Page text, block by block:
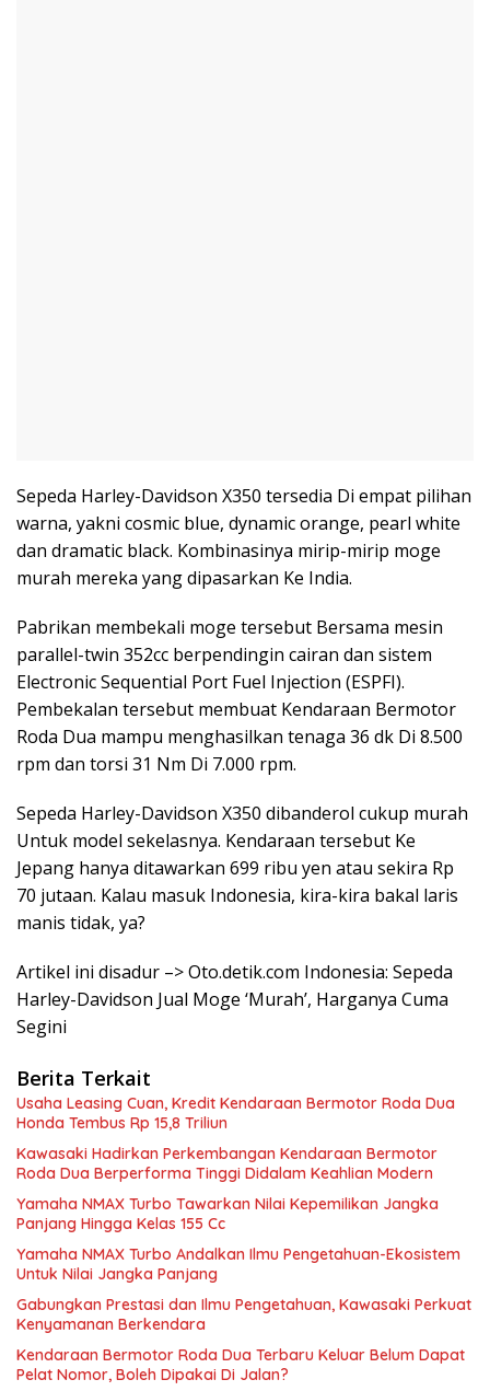
Sepeda Harley-Davidson X350 tersedia Di empat pilihan
warna, yakni cosmic blue, dynamic orange, pearl white
dan dramatic black. Kombinasinya mirip-mirip moge
murah mereka yang dipasarkan Ke India.
Pabrikan membekali moge tersebut Bersama mesin
parallel-twin 352cc berpendingin cairan dan sistem
Electronic Sequential Port Fuel Injection (ESPFI).
Pembekalan tersebut membuat Kendaraan Bermotor
Roda Dua mampu menghasilkan tenaga 36 dk Di 8.500
rpm dan torsi 31 Nm Di 7.000 rpm.
Sepeda Harley-Davidson X350 dibanderol cukup murah
Untuk model sekelasnya. Kendaraan tersebut Ke
Jepang hanya ditawarkan 699 ribu yen atau sekira Rp
70 jutaan. Kalau masuk Indonesia, kira-kira bakal laris
manis tidak, ya?
Artikel ini disadur –> Oto.detik.com Indonesia: Sepeda
Harley-Davidson Jual Moge ‘Murah’, Harganya Cuma
Segini
Berita Terkait
Usaha Leasing Cuan, Kredit Kendaraan Bermotor Roda Dua
Honda Tembus Rp 15,8 Triliun
Kawasaki Hadirkan Perkembangan Kendaraan Bermotor
Roda Dua Berperforma Tinggi Didalam Keahlian Modern
Yamaha NMAX Turbo Tawarkan Nilai Kepemilikan Jangka
Panjang Hingga Kelas 155 Cc
Yamaha NMAX Turbo Andalkan Ilmu Pengetahuan-Ekosistem
Untuk Nilai Jangka Panjang
Gabungkan Prestasi dan Ilmu Pengetahuan, Kawasaki Perkuat
Kenyamanan Berkendara
Kendaraan Bermotor Roda Dua Terbaru Keluar Belum Dapat
Pelat Nomor, Boleh Dipakai Di Jalan?